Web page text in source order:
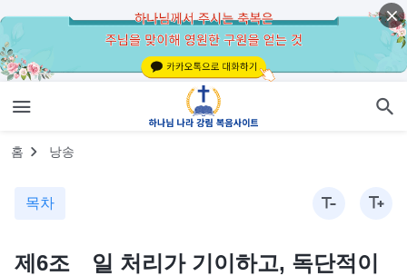
홈 낭송
목차
제6조 일 처리가 기이하고, 독단적이